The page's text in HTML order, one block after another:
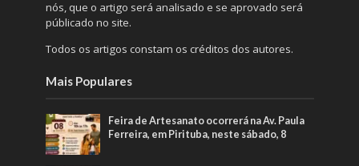
nós, que o artigo será analisado e se aprovado será
públicado no site.
Todos os artigos constam os créditos dos autores.
Mais Populares
Feira de Artesanato ocorrerá na Av. Paula
Ferreira, em Pirituba, neste sábado, 8